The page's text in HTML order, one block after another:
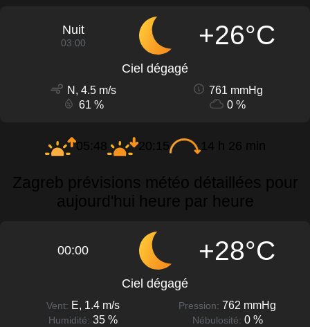
Nuit
03:00 +26°C
Ciel dégagé
N, 4.5 m/s
761 mmHg
61 %
0 %
05:48 20:15 14 h 26 min
Zagreb prévisions météo détaillées pour
aujourd'hui heure par heure
00:00 +28°C
Ciel dégagé
Vent: E, 1.4 m/s Pression: 762 mmHg
Humidité: 35 % Nébulosité: 0 %